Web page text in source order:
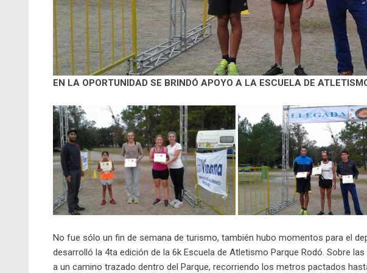
EN LA OPORTUNIDAD SE BRINDÓ APOYO A LA ESCUELA DE
No fue sólo un fin de semana de turismo, también hubo momentos para el
desarrolló la 4ta edición de la 6k Escuela de Atletismo Parque Rodó. Sobre
a un camino trazado dentro del Parque, recorriendo los metros pactados